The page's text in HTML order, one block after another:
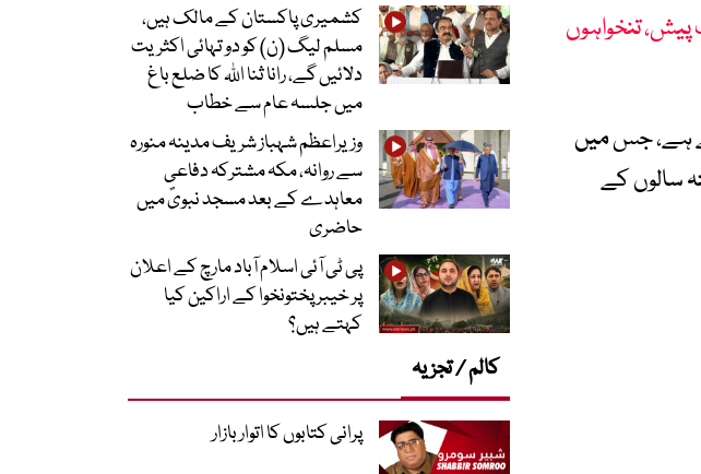
حجم کا بجٹ پیش، تنخواہوں
پنجاب کا کل مالیاتی حجم 5935 ارب روپے ہے، جس میں
گزشتہ سالوں کے
کشمیری پاکستان کے مالک ہیں،
مسلم لیگ (ن) کو دو تہائی اکثریت
دلائیں گے، رانا ثنا اللہ کا ضلع باغ
میں جلسہ عام سے خطاب
وزیراعظم شہباز شریف مدینہ منورہ
سے روانہ، مکہ مشترکہ دفاعی
معاہدے کے بعد مسجد نبویؐ میں
حاضری
پی ٹی آئی اسلام آباد مارچ کے اعلان
پر خیبر پختونخوا کے اراکین کیا
کہتے ہیں؟
کالم / تجزیہ
پرانی کتابوں کا اتوار بازار